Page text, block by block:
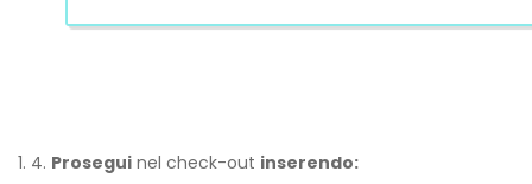
4. Prosegui nel check-out inserendo: